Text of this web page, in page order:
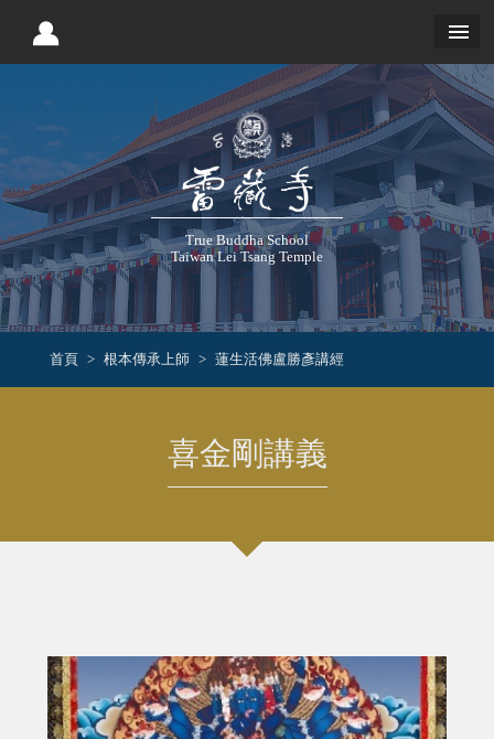
True Buddha School
Taiwan Lei Tsang Temple
首頁 根本傳承上師 蓮生活佛盧勝彥講經
喜金剛講義